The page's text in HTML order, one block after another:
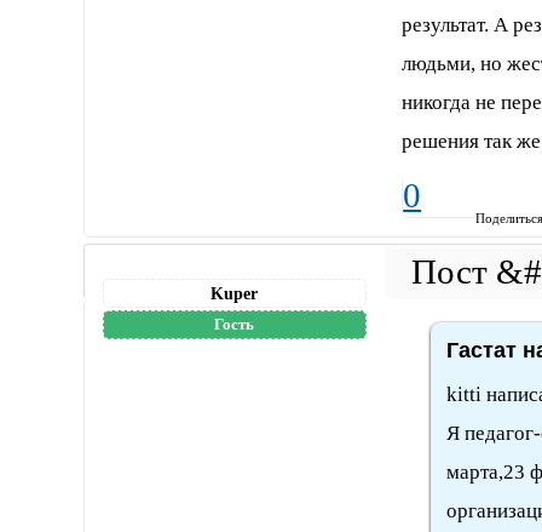
результат. А
людьми, но
никогда не
решения так
0
Kuper
Гость
Гастат
kitti
Я
марта,23